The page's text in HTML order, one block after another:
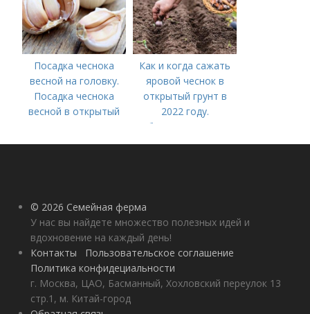
Посадка чеснока
весной на головку.
Посадка чеснока
весной в открытый
Как и когда сажать
яровой чеснок в
открытый грунт в
2022 году.
Добавление статьи в
новую подборку
© 2026 Семейная ферма
У нас вы найдете множество полезных идей и
вдохновение на каждый день!
Контакты
Пользовательское соглашение
Политика конфидециальности
г. Москва, ЦАО, Басманный, Хохловский переулок 13
стр.1, м. Китай-город